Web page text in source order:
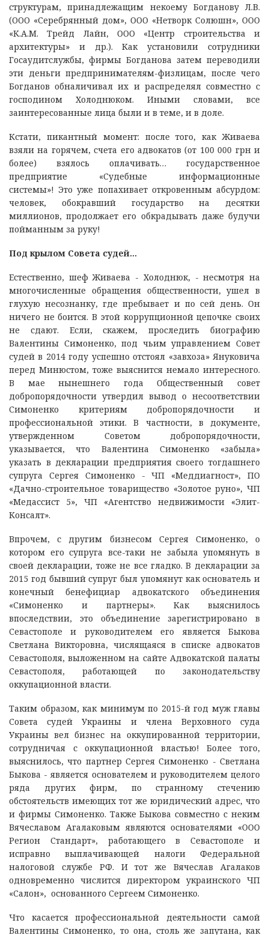
структурам, принадлежащим некоему Богданову Л.В.
(ООО «Серебрянный дом», ООО «Нетворк Солюшн», ООО
«К.А.М. Трейд Лайн, ООО «Центр строительства и
архитектуры» и др.). Как установили сотрудники
Госаудитслужбы, фирмы Богданова затем переводили
эти деньги предпринимателям-физлицам, после чего
Богданов обналичивал их и распределял совместно с
господином Холоднюком. Иными словами, все
заинтересованные лица были и в теме, и в доле.
Кстати, пикантный момент: после того, как Живаева
взяли на горячем, счета его адвокатов (от 100 000 грн и
более) взялось оплачивать… государственное
предприятие «Судебные информационные
системы»! Это уже попахивает откровенным абсурдом:
человек, обокравший государство на десятки
миллионов, продолжает его обкрадывать даже будучи
пойманным за руку!
Под крылом Совета судей…
Естественно, шеф Живаева - Холоднюк, - несмотря на
многочисленные обращения общественности, ушел в
глухую несознанку, где пребывает и по сей день. Он
ничего не боится. В этой коррупционной цепочке своих
не сдают. Если, скажем, проследить биографию
Валентины Симоненко, под чьим управлением Совет
судей в 2014 году успешно отстоял «завхоза» Януковича
перед Минюстом, тоже выяснится немало интересного.
В мае нынешнего года Общественный совет
добропорядочности утвердил вывод о несоответствии
Симоненко критериям добропорядочности и
профессиональной этики. В частности, в документе,
утвержденном Советом добропорядочности,
указывается, что Валентина Симоненко «забыла»
указать в декларации предприятия своего тогдашнего
супруга Сергея Симоненко - ЧП «Меддиагност», ПО
«Дачно-строительное товарищество «Золотое руно», ЧП
«Медассист 5», ЧП «Агентство недвижимости «Элит-
Консалт».
Впрочем, с другим бизнесом Сергея Симоненко, о
котором его супруга все-таки не забыла упомянуть в
своей декларации, тоже не все гладко. В декларации за
2015 год бывший супруг был упомянут как основатель и
конечный бенефициар адвокатского объединения
«Симоненко и партнеры». Как выяснилось
впоследствии, это объединение зарегистрировано в
Севастополе и руководителем его является Быкова
Светлана Викторовна, числящаяся в списке адвокатов
Севастополя, выложенном на сайте Адвокатской палаты
Севастополя, работающей по законодательству
оккупационной власти.
Таким образом, как минимум по 2015-й год муж главы
Совета судей Украины и члена Верховного суда
Украины вел бизнес на оккупированной территории,
сотрудничая с оккупационной властью! Более того,
выяснилось, что партнер Сергея Симоненко - Светлана
Быкова - является основателем и руководителем целого
ряда других фирм, по странному стечению
обстоятельств имеющих тот же юридический адрес, что
и фирмы Симоненко. Также Быкова совместно с неким
Вячеславом Агалаковым являются основателями «ООО
Регион Стандарт», работающего в Севастополе и
исправно выплачивающей налоги Федеральной
налоговой службе РФ. И тот же Вячеслав Агалаков
одновременно числится директором украинского ЧП
«Салон», основанного Сергеем Симоненко.
Что касается профессиональной деятельности самой
Валентины Симоненко, то она, столь же запутана, как